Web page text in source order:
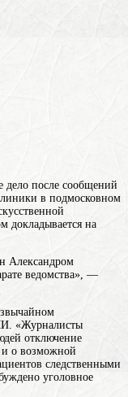
дело после сообщений
в подмосковном
докладывается на
Александром
ведомства», —
«Журналисты
отключение
и о возможной
следственными
уголовное